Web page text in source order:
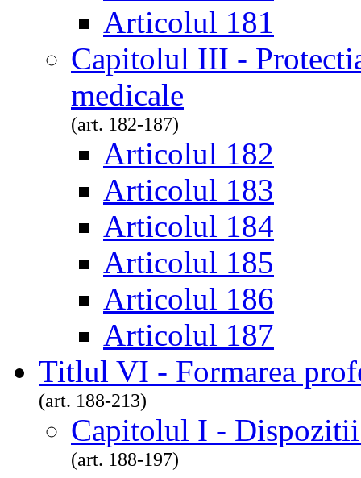
Articolul 181
Capitolul III -
medicale
(art. 182-187)
Articolul 182
Articolul 183
Articolul 184
Articolul 185
Articolul 186
Articolul 187
Titlul VI - Formarea
(art. 188-213)
Capitolul I - Dispozitii
(art. 188-197)